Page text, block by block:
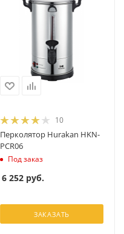
10
Перколятор Hurakan HKN-
PCR06
Под заказ
6 252 руб.
ЗАКАЗАТЬ